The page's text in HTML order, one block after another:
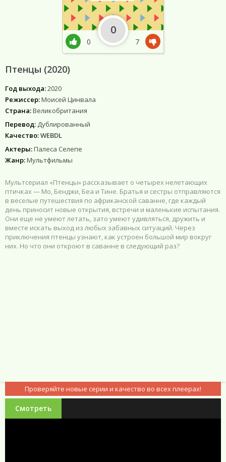
Птенцы (2020)
Год выхода:2020
Режиссер:Моисей Цинвала
Страна:Великобритания
Перевод: Дублированный
Качество:WEBDL
Актеры:Палеса Селепе
Жанр:Мультфильмы
Мультсериал «Птенцы» рассказывает о четырех нелетающих
птичках — Мо, Бенджи, Беа и Тине. Братья и сестры отправляются
в веселые путешествия по африканской саванне, где каждый
день приносит новые открытия, встречи и маленькие испытания.
Они еще не умеют летать, зато умеют удивляться, дружить и
вместе искать выход из любых забавных ситуаций. Через
приключения птенцы узнают, как устроен большой мир вокруг
них. Но что они откроют в саванне в следующий раз?
0
0
7
Проверяйте новые серии и качество во всех плеерах!
Смотреть